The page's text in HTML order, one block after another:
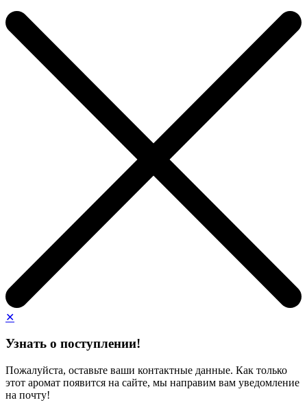
✕
Узнать о поступлении!
Пожалуйста, оставьте ваши контактные данные. Как только
этот аромат появится на сайте, мы направим вам уведомление
на почту!